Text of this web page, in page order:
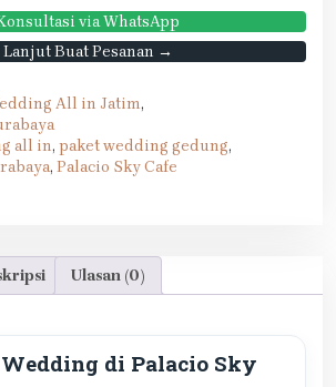
via WhatsApp
Lanjut Buat Pesanan →
All in Jatim,
all in, paket wedding gedung,
, Palacio Sky Cafe
Ulasan (0)
Wedding di Palacio Sky